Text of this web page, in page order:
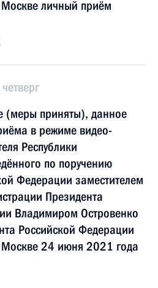
личный приём
(меры приняты), данное
в режиме видео-
Республики
по поручению
Федерации заместителем
Президента
Владимиром Островенко
Российской Федерации
Москве 24 июня 2021 года